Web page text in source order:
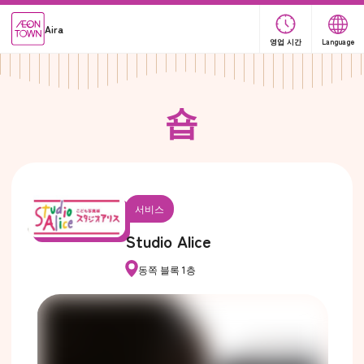
Aira
영업 시간 Language
숍
서비스
Studio Alice
동쪽 블록 1층